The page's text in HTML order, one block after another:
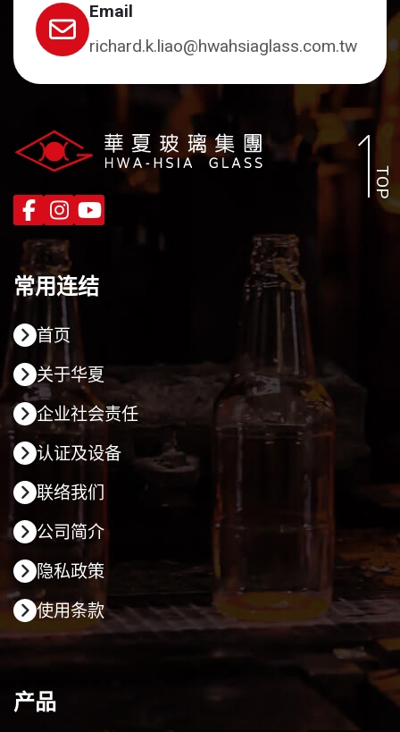
TOP
Email
richard.k.liao@hwahsiaglass.com.tw
常用连结
首页
关于华夏
企业社会责任
认证及设备
联络我们
公司简介
隐私政策
使用条款
产品